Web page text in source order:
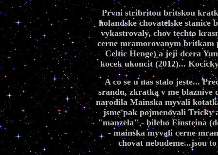
Prvni stribritou britskou
holandske chovatelske
vykastrovaly, chov techto
cerne mramorovanym
Celtic Henge) a jeji dcera
kocek ukoncit (2012)...
A co se u nas stalo jeste...
srandu, zkratka v me blaznive
narodila Mainska myvali
jsme pak pojmenovali Tricky
"manzela" - bileho Einsteina
- mainska myvali cerne
chovat nebudeme...jsou